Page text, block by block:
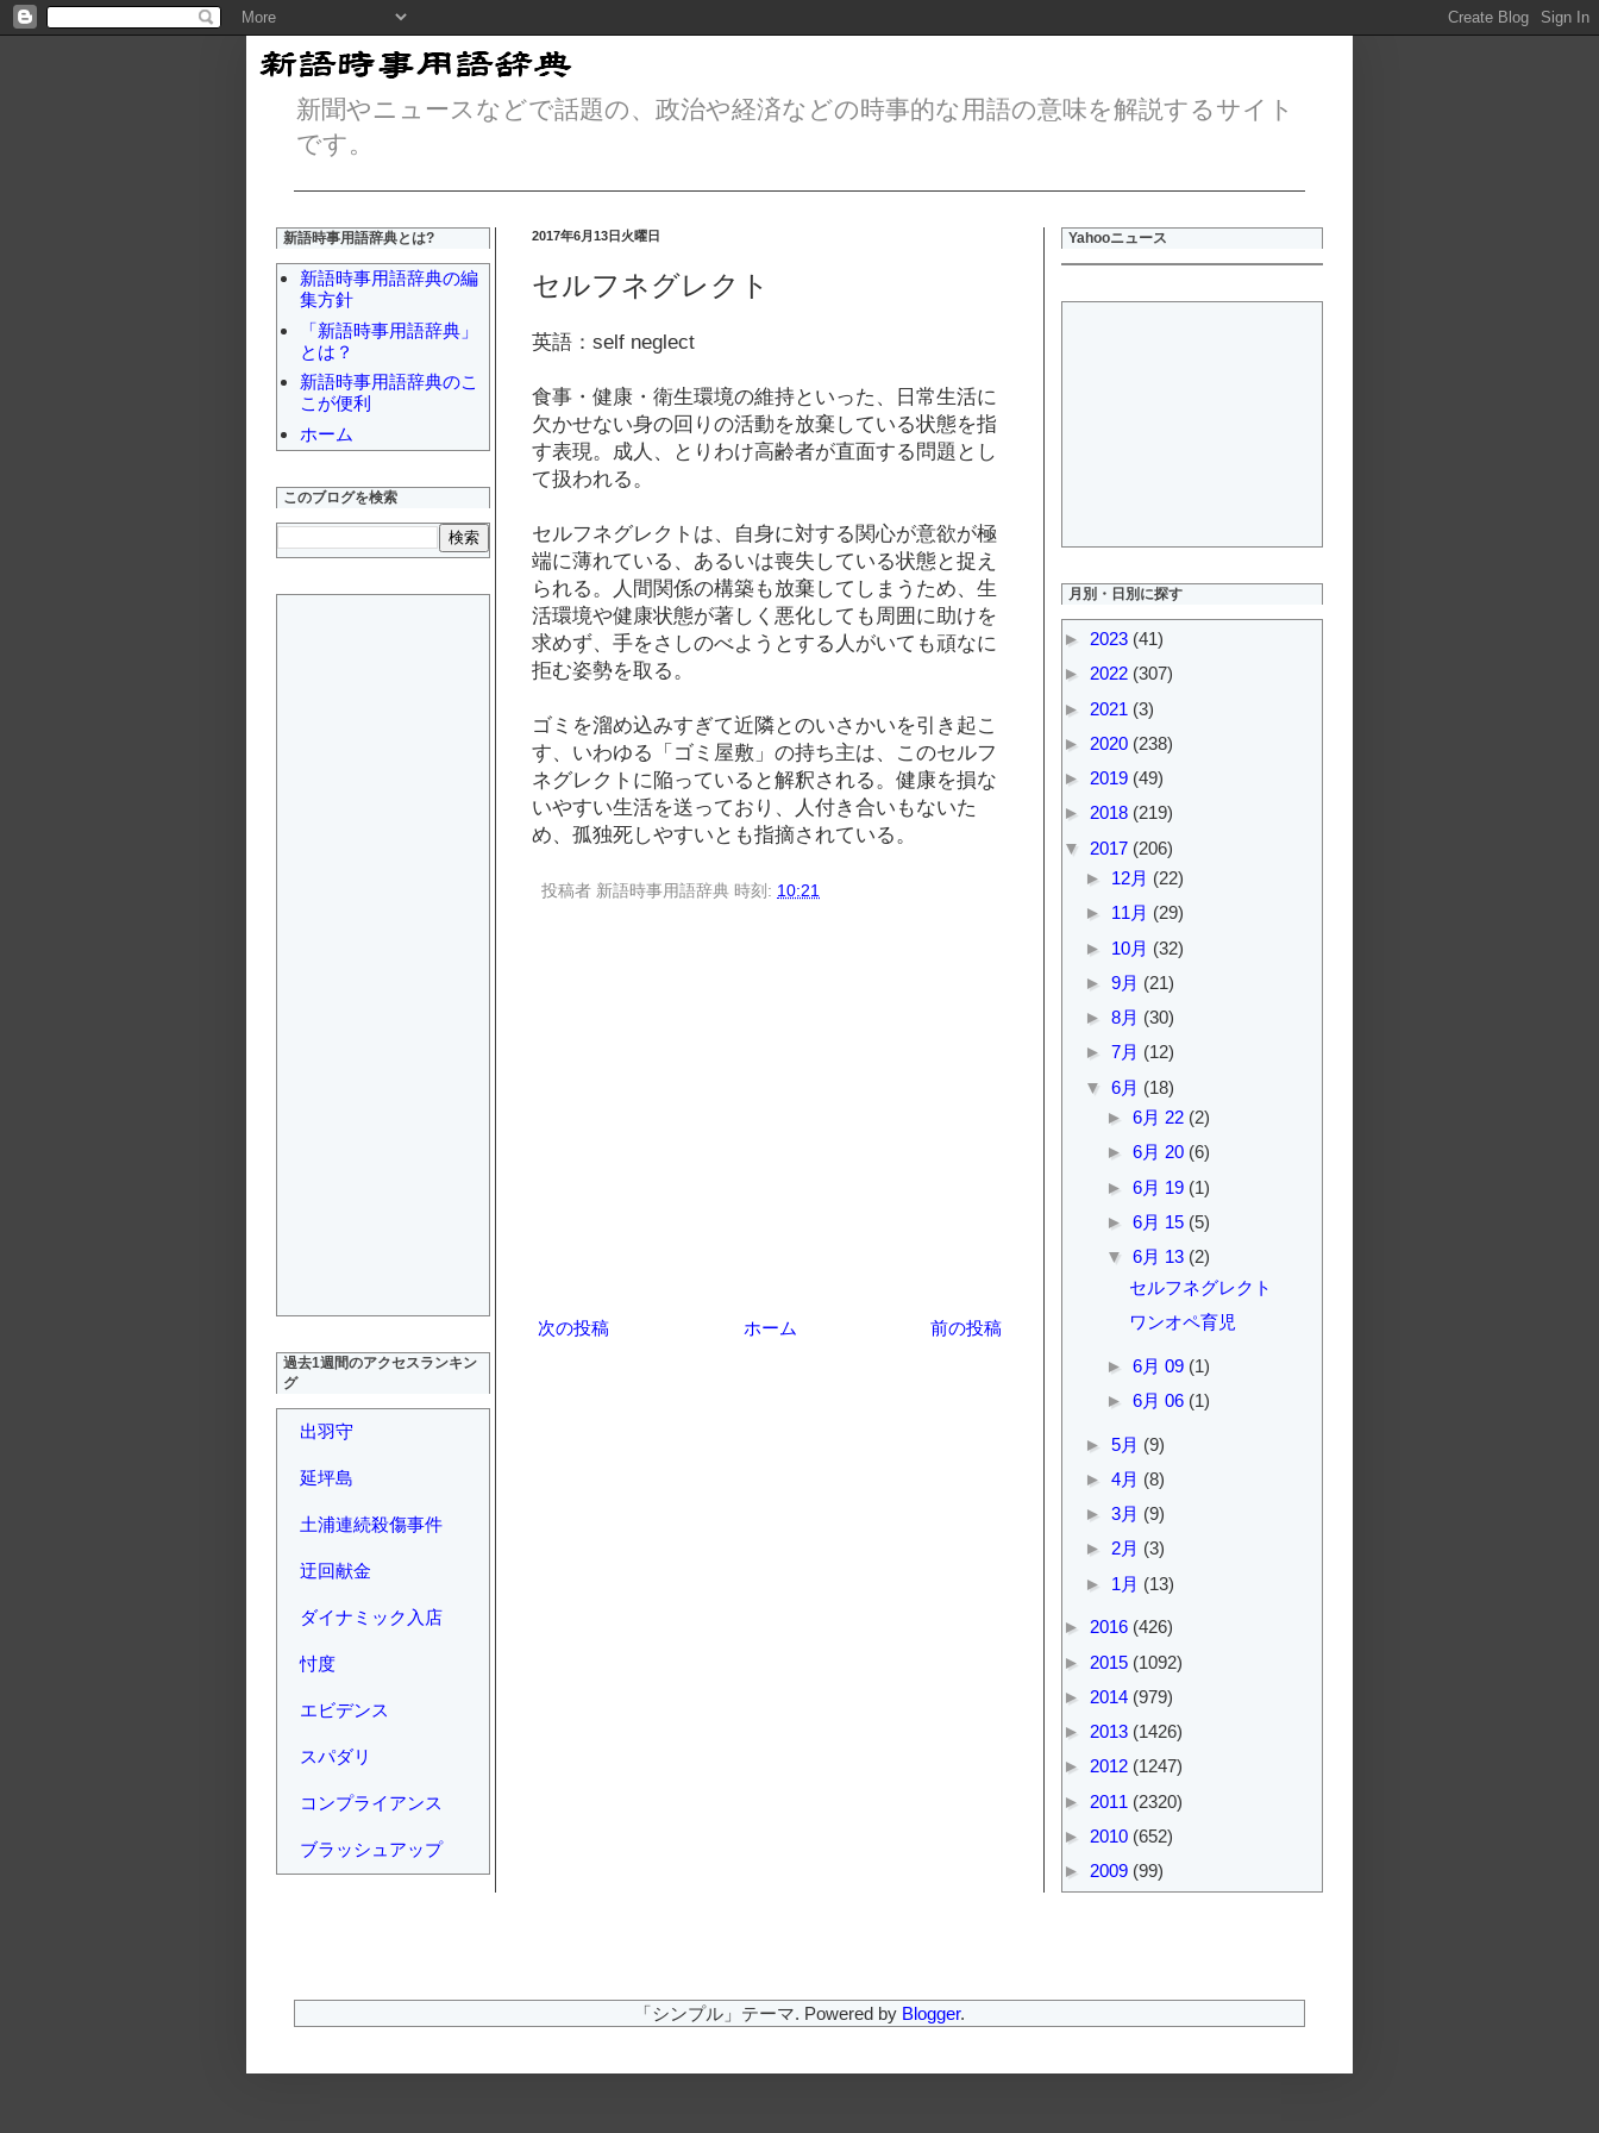
新聞やニュースなどで話題の、政治や経済などの時事的な用語の意味を解説するサイト
です。
2017年6月13日火曜日
セルフネグレクト
英語：self neglect
食事・健康・衛生環境の維持といった、日常生活に
欠かせない身の回りの活動を放棄している状態を指
す表現。成人、とりわけ高齢者が直面する問題とし
て扱われる。
セルフネグレクトは、自身に対する関心が意欲が極
端に薄れている、あるいは喪失している状態と捉え
られる。人間関係の構築も放棄してしまうため、生
活環境や健康状態が著しく悪化しても周囲に助けを
求めず、手をさしのべようとする人がいても頑なに
拒む姿勢を取る。
ゴミを溜め込みすぎて近隣とのいさかいを引き起こ
す、いわゆる「ゴミ屋敷」の持ち主は、このセルフ
ネグレクトに陥っていると解釈される。健康を損な
いやすい生活を送っており、人付き合いもないた
め、孤独死しやすいとも指摘されている。
投稿者 新語時事用語辞典 時刻: 10:21
次の投稿 前の投稿
ホーム
新語時事用語辞典とは?
新語時事用語辞典の編
集方針
「新語時事用語辞典」
とは？
新語時事用語辞典のこ
こが便利
ホーム
このブログを検索
過去1週間のアクセスランキン
グ
出羽守
延坪島
土浦連続殺傷事件
迂回献金
ダイナミック入店
忖度
エビデンス
スパダリ
コンプライアンス
ブラッシュアップ
Yahooニュース
月別・日別に探す
► 2023 (41)
► 2022 (307)
► 2021 (3)
► 2020 (238)
► 2019 (49)
► 2018 (219)
▼ 2017 (206)
► 12月 (22)
► 11月 (29)
► 10月 (32)
► 9月 (21)
► 8月 (30)
► 7月 (12)
▼ 6月 (18)
► 6月 22 (2)
► 6月 20 (6)
► 6月 19 (1)
► 6月 15 (5)
▼ 6月 13 (2)
セルフネグレクト
ワンオペ育児
► 6月 09 (1)
► 6月 06 (1)
► 5月 (9)
► 4月 (8)
► 3月 (9)
► 2月 (3)
► 1月 (13)
► 2016 (426)
► 2015 (1092)
► 2014 (979)
► 2013 (1426)
► 2012 (1247)
► 2011 (2320)
► 2010 (652)
► 2009 (99)
「シンプル」テーマ. Powered by Blogger.